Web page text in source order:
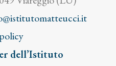
dell’Istituto